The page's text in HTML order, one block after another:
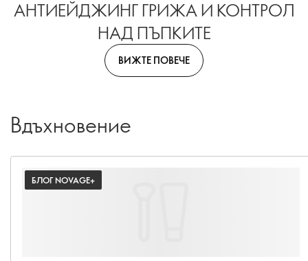
АНТИЕЙДЖИНГ ГРИЖА И КОНТРОЛ
НАД ПЪПКИТЕ
ВИЖТЕ ПОВЕЧЕ
Вдъхновение
БЛОГ NOVAGE+